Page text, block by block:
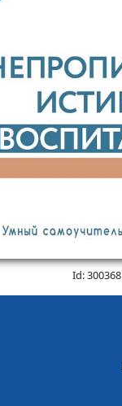
Id: 300368